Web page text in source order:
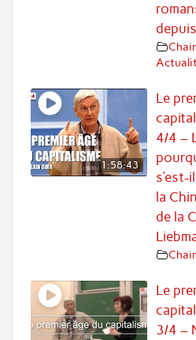
1:58:43
Le
4/4 –
s’est-
la
de la
Le
3/4 –